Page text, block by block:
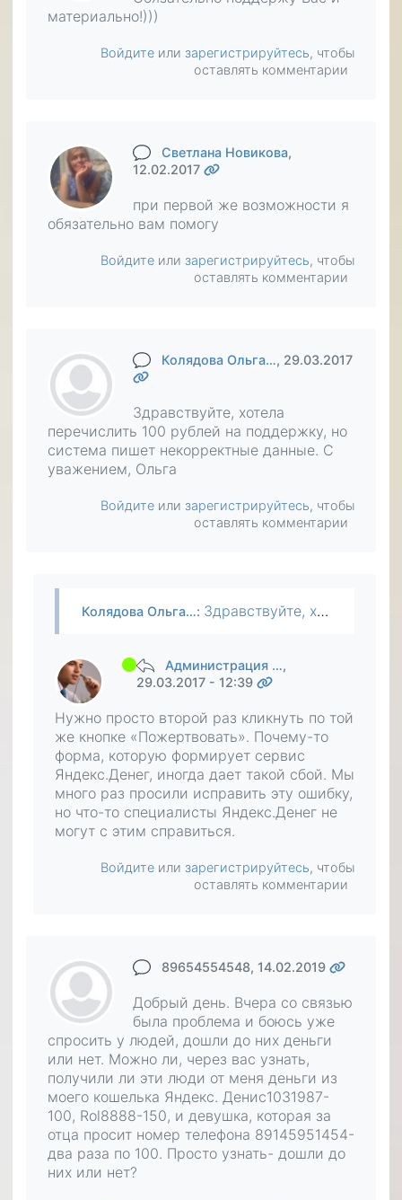
материально!)))
Войдите или зарегистрируйтесь, чтобы
оставлять комментарии
Светлана Новикова,
12.02.2017
при первой же возможности я
обязательно вам помогу
Войдите или зарегистрируйтесь, чтобы
оставлять комментарии
Колядова Ольга…, 29.03.2017
Здравствуйте, хотела
перечислить 100 рублей на поддержку, но
система пишет некорректные данные. С
уважением, Ольга
Войдите или зарегистрируйтесь, чтобы
оставлять комментарии
Колядова Ольга…: Здравствуйте, хотела перечислить 100 рублей на поддержку, но система пишет некорректные данные. С уважением, Ольга
Администрация …,
29.03.2017 - 12:39
Нужно просто второй раз кликнуть по той
же кнопке «Пожертвовать». Почему-то
форма, которую формирует сервис
Яндекс.Денег, иногда дает такой сбой. Мы
много раз просили исправить эту ошибку,
но что-то специалисты Яндекс.Денег не
могут с этим справиться.
Войдите или зарегистрируйтесь, чтобы
оставлять комментарии
89654554548, 14.02.2019
Добрый день. Вчера со связью
была проблема и боюсь уже
спросить у людей, дошли до них деньги
или нет. Можно ли, через вас узнать,
получили ли эти люди от меня деньги из
моего кошелька Яндекс. Денис1031987-
100, Rol8888-150, и девушка, которая за
отца просит номер телефона 89145951454-
два раза по 100. Просто узнать- дошли до
них или нет?